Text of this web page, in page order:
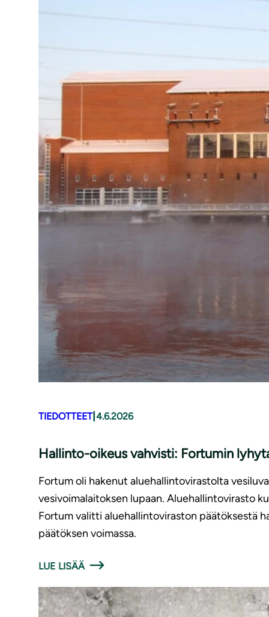
TIEDOTTEET| 4.6.2026
Hallinto-oikeus vahvisti: Fortumin
Fortum oli hakenut aluehallintovirastolta
vesivoimalaitoksen lupaan. Aluehallintovirasto
Fortum valitti aluehallintoviraston päätöksestä
päätöksen voimassa.
LUE LISÄÄ